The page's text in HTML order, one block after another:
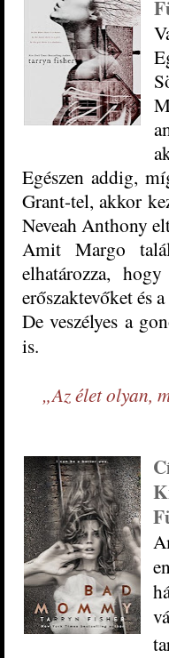
Egészen addig,
Grant-tel, akkor
Neveah Anthony
Amit Margo
elhatározza,
erőszaktevőket és
De veszélyes a
is.
„Az élet olyan,